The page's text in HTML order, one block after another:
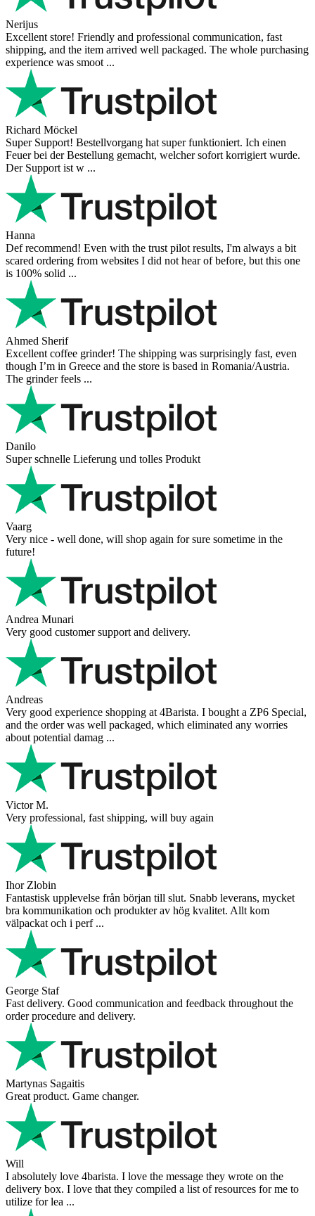
Nerijus
Excellent store! Friendly and professional communication, fast
shipping, and the item arrived well packaged. The whole purchasing
experience was smoot ...
Richard Möckel
Super Support! Bestellvorgang hat super funktioniert. Ich einen
Feuer bei der Bestellung gemacht, welcher sofort korrigiert wurde.
Der Support ist w ...
Hanna
Def recommend! Even with the trust pilot results, I'm always a bit
scared ordering from websites I did not hear of before, but this one
is 100% solid ...
Ahmed Sherif
Excellent coffee grinder! The shipping was surprisingly fast, even
though I’m in Greece and the store is based in Romania/Austria.
The grinder feels ...
Danilo
Super schnelle Lieferung und tolles Produkt
Vaarg
Very nice - well done, will shop again for sure sometime in the
future!
Andrea Munari
Very good customer support and delivery.
Andreas
Very good experience shopping at 4Barista. I bought a ZP6 Special,
and the order was well packaged, which eliminated any worries
about potential damag ...
Victor M.
Very professional, fast shipping, will buy again
Ihor Zlobin
Fantastisk upplevelse från början till slut. Snabb leverans, mycket
bra kommunikation och produkter av hög kvalitet. Allt kom
välpackat och i perf ...
George Staf
Fast delivery. Good communication and feedback throughout the
order procedure and delivery.
Martynas Sagaitis
Great product. Game changer.
Will
I absolutely love 4barista. I love the message they wrote on the
delivery box. I love that they compiled a list of resources for me to
utilize for lea ...